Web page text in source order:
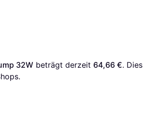
32W beträgt derzeit 64,66 €. Dies